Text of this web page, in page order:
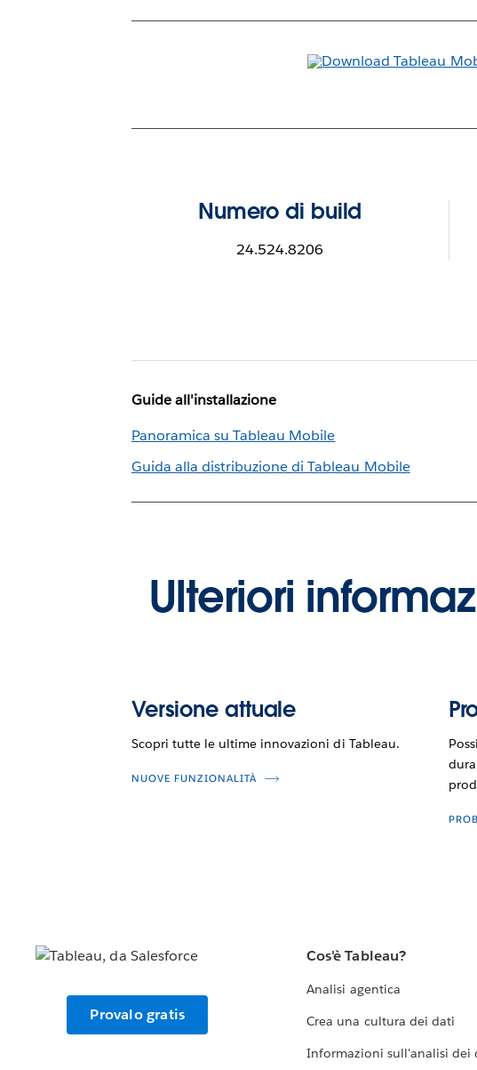
Numero di build
24.524.8206
Guide all'installazione
Panoramica su Tableau Mobile
Guida alla distribuzione di Tableau Mobile
Ulteriori
Versione attuale
Scopri tutte le ultime innovazioni di Tableau.
NUOVE FUNZIONALITÀ
Provalo gratis
Cos'è Tableau?
Analisi agentica
Crea una cultura dei dati
Informazioni sull'analisi dei